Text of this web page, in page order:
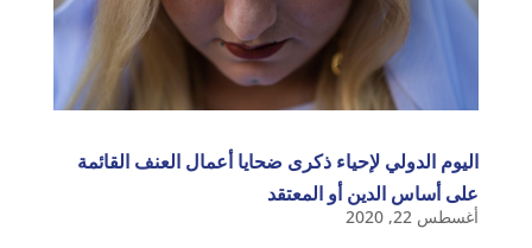
اليوم الدولي لإحياء ذكرى ضحايا أعمال العنف القائمة
على أساس الدين أو المعتقد
أغسطس 22, 2020